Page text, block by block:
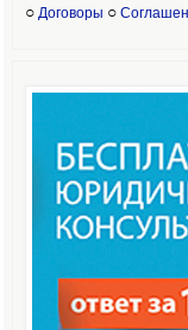
○ Договоры ○